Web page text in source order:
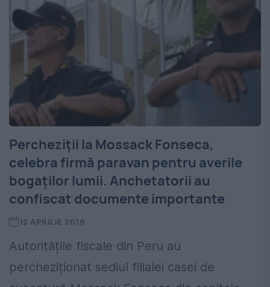
Percheziţii la Mossack Fonseca,
celebra firmă paravan pentru averile
bogaţilor lumii. Anchetatorii au
confiscat documente importante
12 APRILIE 2016
Autoritățile fiscale din Peru au
percheziționat sediul filialei casei de